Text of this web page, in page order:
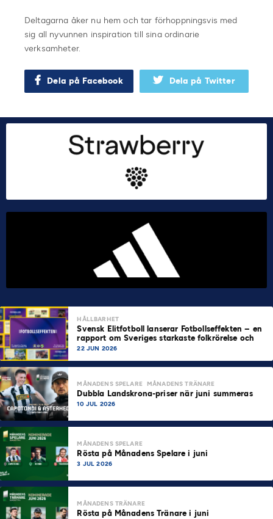
Deltagarna åker nu hem och tar förhoppningsvis med
sig all nyvunnen inspiration till sina ordinarie
verksamheter.
Dela på Facebook Dela på Twitter
HÅLLBARHET
Svensk Elitfotboll lanserar Fotbollseffekten – en
rapport om Sveriges starkaste folkrörelse och
samhällskraft
22 JUN 2026
MÅNADENS SPELARE MÅNADENS TRÄNARE
Dubbla Landskrona-priser när juni summeras
10 JUL 2026
MÅNADENS SPELARE
Rösta på Månadens Spelare i juni
3 JUL 2026
MÅNADENS TRÄNARE
Rösta på Månadens Tränare i juni